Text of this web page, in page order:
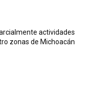
actividades
zonas de Michoacán